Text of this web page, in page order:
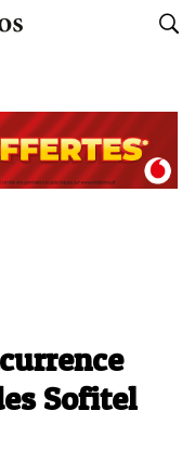
Sofitel